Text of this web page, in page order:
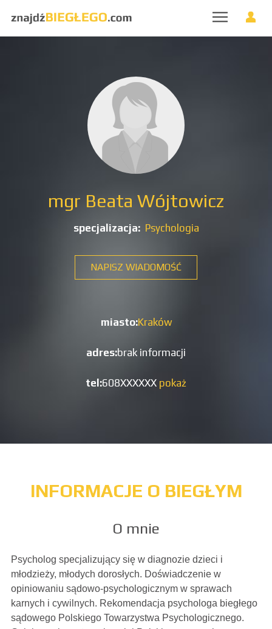
mgr Beata Wójtowicz
specjalizacja: Psychologia
NAPISZ WIADOMOŚĆ
miasto:Kraków
adres:brak informacji
tel:608XXXXXX pokaż
INFORMACJE O BIEGŁYM
O mnie
Psycholog specjalizujący się w diagnozie dzieci i
młodzieży, młodych dorosłych. Doświadczenie w
opiniowaniu sądowo-psychologicznym w sprawach
karnych i cywilnych. Rekomendacja psychologa biegłego
sądowego Polskiego Towarzystwa Psychologicznego.